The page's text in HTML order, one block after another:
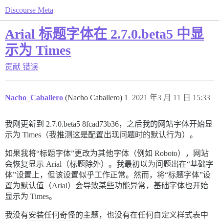
Discourse Meta
Arial 标题字体在 2.7.0.beta5 中显
示为 Times
贡献 错误
Nacho_Caballero (Nacho Caballero) 2021 年3 月 11 日 15:33
1
我刚更新到 2.7.0.beta5 8fcad73b36，之后我的网站字体开始显
示为 Times（我推测这是配置出现问题时的默认行为）。
如果我将“标题字体”更改为其他字体（例如 Roboto），网站
会恢复显示 Arial（标题除外）。我最初以为问题出在“基础字
体”设置上，但该设置似乎工作正常。然而，将“标题字体”设
置为默认值（Arial）会导致某些功能异常，基础字体也开始
显示为 Times。
我没有安装任何奇怪的主题，也没有在任何自定义样式表中